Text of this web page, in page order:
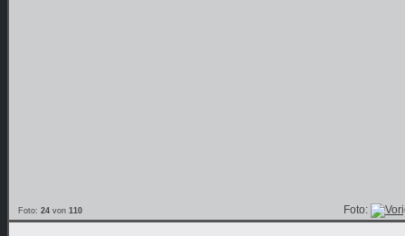
Foto: 24 von 110 Foto: